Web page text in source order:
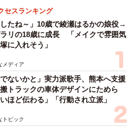
関市）
市加納地区 ）
本一（郡上市）
垣市）
治見市市之倉町）
セスランキング
したね～」10歳で綾瀬はるかの娘役→
リの18歳に成長 「メイクで雰囲気
に入れそう」
メディア
でないかと」実力派歌手、熊本へ支援
トラックの車体デザインにためら
ほど伝わる」「行動され立派」
トピック